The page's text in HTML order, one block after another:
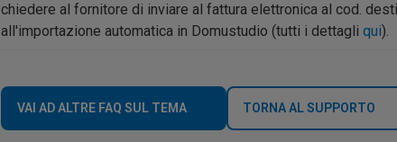
chiedere al fornitore di inviare al fattura elettronica al cod.
all'importazione automatica in Domustudio (tutti i dettagli qui).
VAI AD ALTRE FAQ SUL TEMA TORNA AL SUPPORTO